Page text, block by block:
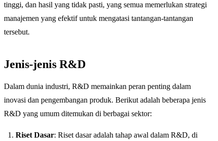
tinggi, dan hasil yang tidak pasti, yang semua memerlukan strategi
manajemen yang efektif untuk mengatasi tantangan-tantangan
tersebut.
Jenis-jenis R&D
Dalam dunia industri, R&D memainkan peran penting dalam
inovasi dan pengembangan produk. Berikut adalah beberapa jenis
R&D yang umum ditemukan di berbagai sektor:
Riset Dasar: Riset dasar adalah tahap awal dalam R&D, di